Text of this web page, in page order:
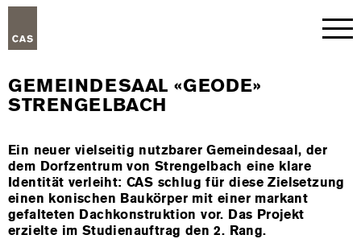
GEMEINDESAAL «GEODE»
STRENGELBACH
Ein neuer vielseitig nutzbarer Gemeindesaal, der
dem Dorfzentrum von Strengelbach eine klare
Identität verleiht: CAS schlug für diese Zielsetzung
einen konischen Baukörper mit einer markant
gefalteten Dachkonstruktion vor. Das Projekt
erzielte im Studienauftrag den 2. Rang.